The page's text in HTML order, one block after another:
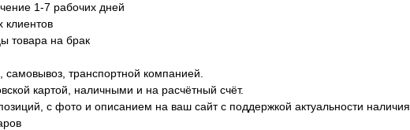
1-7 рабочих дней
клиентов
товара на брак
самовывоз, транспортной компанией.
картой, наличными и на расчётный счёт.
с фото и описанием на ваш сайт с поддержкой актуальности наличия